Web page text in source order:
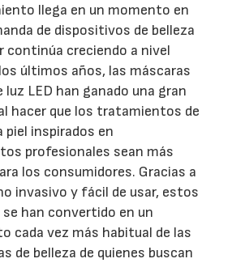
llega en un momento en
de dispositivos de belleza
continúa creciendo a nivel
últimos años, las máscaras
luz LED han ganado una gran
hacer que los tratamientos de
piel inspirados en
profesionales sean más
los consumidores. Gracias a
invasivo y fácil de usar, estos
han convertido en un
cada vez más habitual de las
de belleza de quienes buscan